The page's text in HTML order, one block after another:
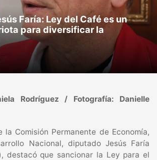
Faría: Ley del Café es un
para diversificar la
Rodríguez / Fotografía: Danielle
la Comisión Permanente de Economía,
Nacional, diputado Jesús Faría
destacó que sancionar la Ley para el